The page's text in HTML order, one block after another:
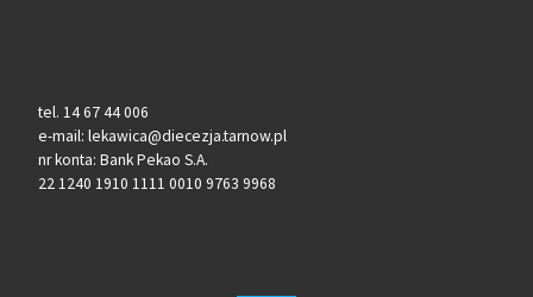
tel. 14 67 44 006
e-mail: lekawica@diecezja.tarnow.pl
nr konta: Bank Pekao S.A.
22 1240 1910 1111 0010 9763 9968